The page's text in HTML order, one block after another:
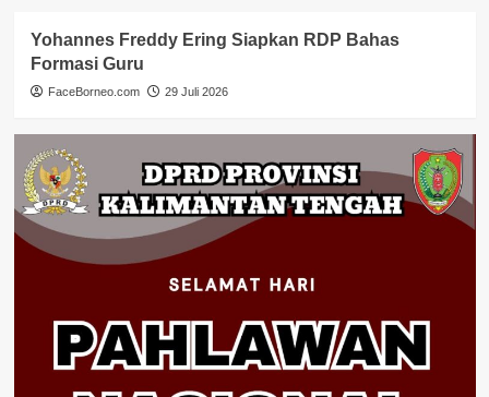
Yohannes Freddy Ering Siapkan RDP Bahas
Formasi Guru
FaceBorneo.com 29 Juli 2026